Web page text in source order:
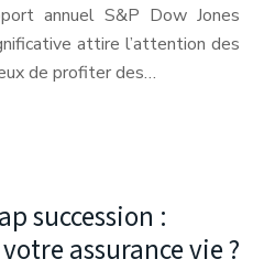
annuel S&P Dow Jones
attire l’attention des
de profiter des…
succession :
assurance vie ?